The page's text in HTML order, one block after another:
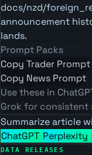
docs/nzd/
announcement
lands.
Prompt Packs
Copy Trader Prompt
Copy News Prompt
Use these in
Grok for
Summarize article
ChatGPT Perplexity
DATA RELEASES